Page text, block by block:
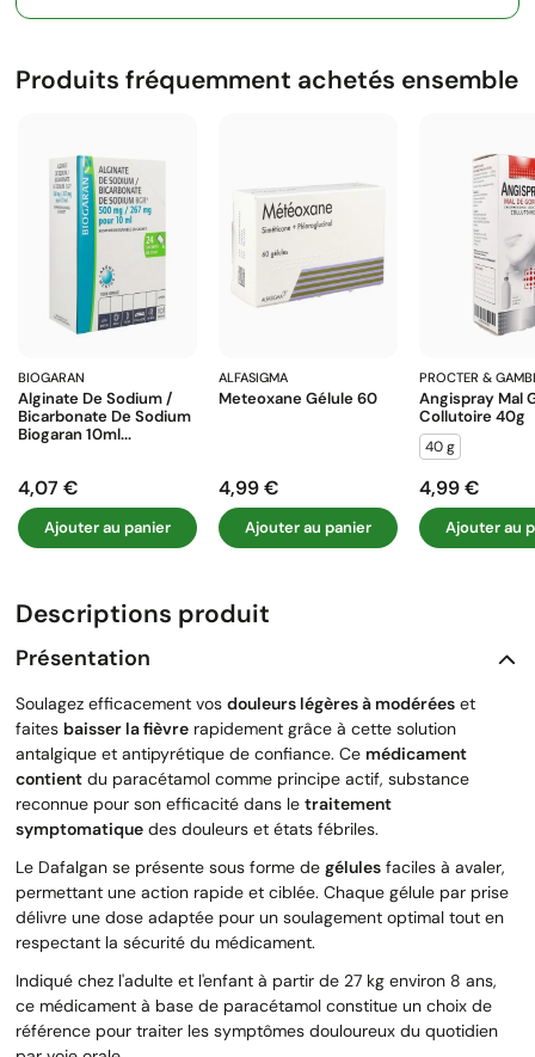
Produits fréquemment achetés ensemble
BIOGARAN
Alginate De Sodium /
Bicarbonate De Sodium
Biogaran 10ml...
Prix
4,07 €
Ajouter au panier
ALFASIGMA
Meteoxane Gélule 60
Prix
4,99 €
Ajouter au panier
PROCTER &
Angispray Mal
Collutoire 40g
40 g
Prix
4,99 €
Ajouter au
Descriptions produit
Présentation
Soulagez efficacement vos douleurs légères à modérées et
faites baisser la fièvre rapidement grâce à cette solution
antalgique et antipyrétique de confiance. Ce médicament
contient du paracétamol comme principe actif, substance
reconnue pour son efficacité dans le traitement
symptomatique des douleurs et états fébriles.
Le Dafalgan se présente sous forme de gélules faciles à avaler,
permettant une action rapide et ciblée. Chaque gélule par prise
délivre une dose adaptée pour un soulagement optimal tout en
respectant la sécurité du médicament.
Indiqué chez l'adulte et l'enfant à partir de 27 kg environ 8 ans,
ce médicament à base de paracétamol constitue un choix de
référence pour traiter les symptômes douloureux du quotidien